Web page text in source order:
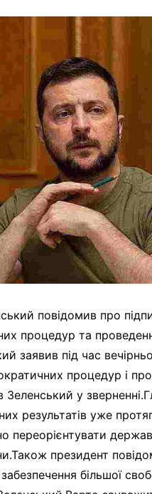
повідомив про
процедур та
заявив під час
процедур і
у
результатів уже
президент
більшої